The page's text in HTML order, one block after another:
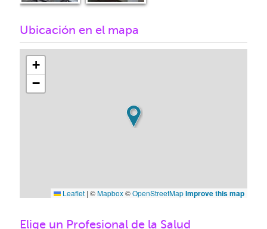
Ubicación en el mapa
+
−
Leaflet | ©Mapbox©OpenStreetMapImprove this map
Elige un Profesional de la Salud